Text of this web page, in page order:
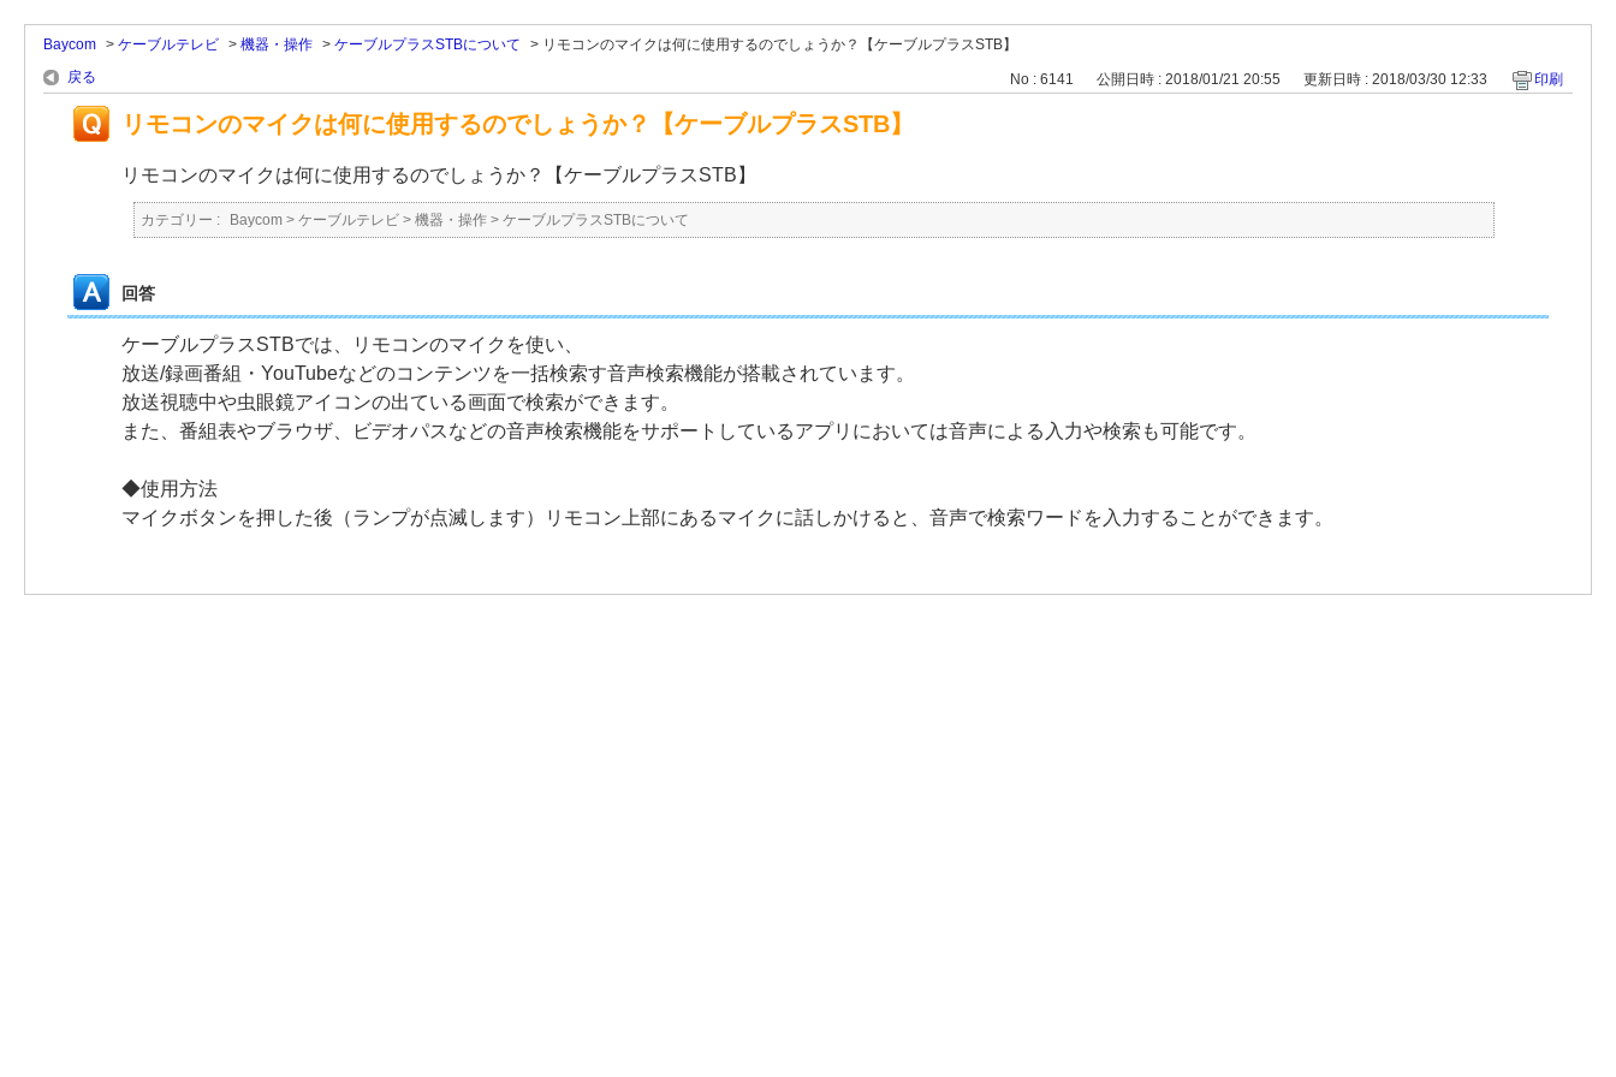
Baycom > ケーブルテレビ > 機器・操作 > ケーブルプラスSTBについて > リモコンのマイクは何に使用するのでしょうか？【ケーブルプラスSTB】
戻る
No : 6141 公開日時 : 2018/01/21 20:55 更新日時 : 2018/03/30 12:33 印刷
リモコンのマイクは何に使用するのでしょうか？【ケーブルプラスSTB】
リモコンのマイクは何に使用するのでしょうか？【ケーブルプラスSTB】
カテゴリー : Baycom > ケーブルテレビ > 機器・操作 > ケーブルプラスSTBについて
回答
ケーブルプラスSTBでは、リモコンのマイクを使い、
放送/録画番組・YouTubeなどのコンテンツを一括検索す音声検索機能が搭載されています。
放送視聴中や虫眼鏡アイコンの出ている画面で検索ができます。
また、番組表やブラウザ、ビデオパスなどの音声検索機能をサポートしているアプリにおいては音声による入力や検索も可能です。
◆使用方法
マイクボタンを押した後（ランプが点滅します）リモコン上部にあるマイクに話しかけると、音声で検索ワードを入力することができます。